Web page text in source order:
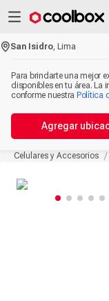
San Isidro ,Lima
Para brindarte una mejor
disponibles en tu área. La
conforme nuestra Política
Agregar
Celulares y Accesorios